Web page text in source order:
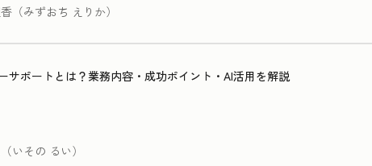
（みずおち えりか）
サポートとは？業務内容・成功ポイント・AI活用を解説
いその るい）